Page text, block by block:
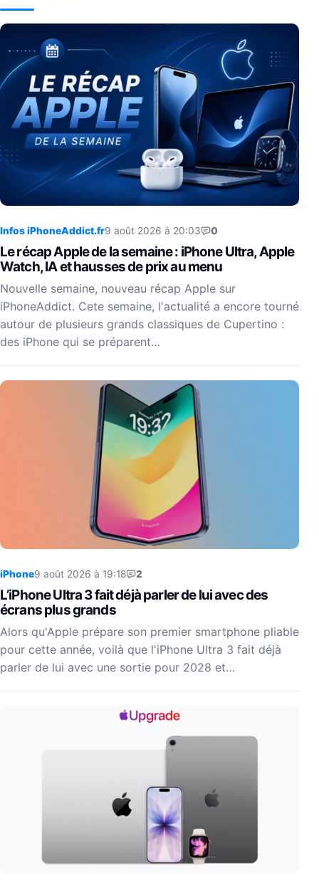
Infos iPhoneAddict.fr9 août 2026 à 20:03 0
Le récap Apple de la semaine : iPhone Ultra, Apple
Watch, IA et hausses de prix au menu
Nouvelle semaine, nouveau récap Apple sur
iPhoneAddict. Cete semaine, l'actualité a encore tourné
autour de plusieurs grands classiques de Cupertino :
des iPhone qui se préparent…
iPhone9 août 2026 à 19:18 2
L’iPhone Ultra 3 fait déjà parler de lui avec des
écrans plus grands
Alors qu'Apple prépare son premier smartphone pliable
pour cette année, voilà que l'iPhone Ultra 3 fait déjà
parler de lui avec une sortie pour 2028 et…